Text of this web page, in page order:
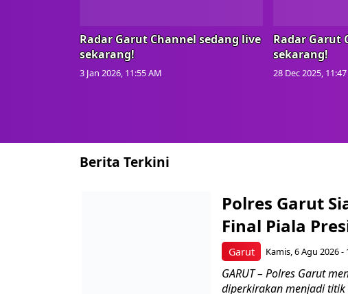
Radar Garut Channel sedang live
sekarang!
3 Jan 2026, 11:55 AM
Radar Garut
sekarang!
28 Dec 2025,
Berita Terkini
Garut
Polres Garut
Final Piala
Kamis, 6 Agu 2026 -
GARUT – Polres Garut
diperkirakan menjadi